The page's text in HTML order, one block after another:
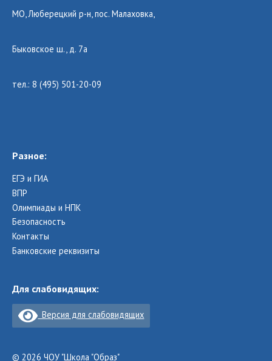
МО, Люберецкий р-н, пос. Малаховка,
Быковское ш., д. 7а
тел.: 8 (495) 501-20-09
Разное:
ЕГЭ и ГИА
ВПР
Олимпиады и НПК
Безопасность
Контакты
Банковские реквизиты
Для слабовидящих:
Версия для слабовидящих
© 2026 ЧОУ "Школа "Образ"